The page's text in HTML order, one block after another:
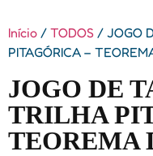
Início / TODOS / JOGO
PITAGÓRICA –
JOGO DE
TRILHA
TEOREMA